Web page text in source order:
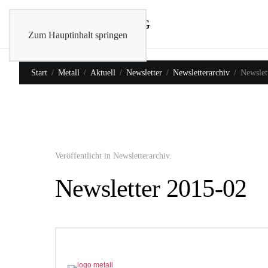
Zum Hauptinhalt springen
Start Metall Aktuell Newsletter Newsletterarchiv
Veröffentlicht in Newsletterarchiv.
Newsletter 2015-02